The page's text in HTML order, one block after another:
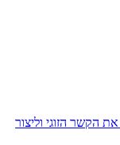
הקשר הזוגי וליצור